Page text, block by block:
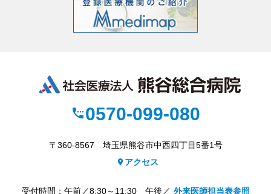
settings_phone0570-099-080
〒360-8567 埼玉県熊谷市中西四丁目5番1号
place アクセス
受付時間：午前／8:30～11:30 午後／ 外来医師担当表参照